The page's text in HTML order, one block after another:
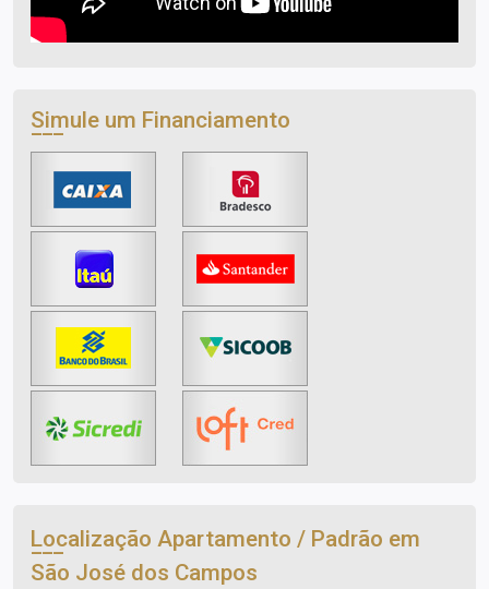
Simule um Financiamento
Localização Apartamento / Padrão em
São José dos Campos